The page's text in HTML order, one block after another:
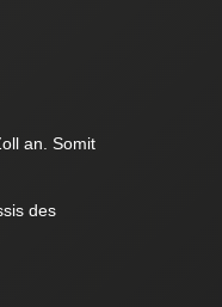
an. Somit
des